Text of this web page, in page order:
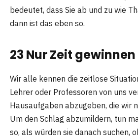
bedeutet, dass Sie ab und zu wie
dann ist das eben so.
23 Nur Zeit gewinnen
Wir alle kennen die zeitlose
Lehrer oder Professoren von uns
Hausaufgaben abzugeben, die wir
Um den Schlag abzumildern, tun
so, als würden sie danach suchen,